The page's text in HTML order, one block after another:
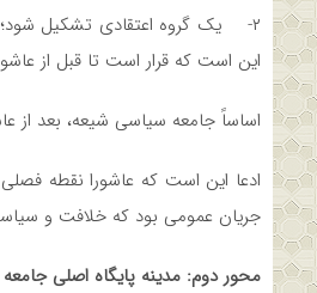
۲- یک گروه اعتقادی تشکیل شود؛
این است که قرار است تا قبل از
اساساً جامعه سیاسی شیعه، بعد از
ادعا این است که عاشورا نقطه
جریان عمومی بود که خلافت و
محور دوم: مدینه پایگاه اصلی